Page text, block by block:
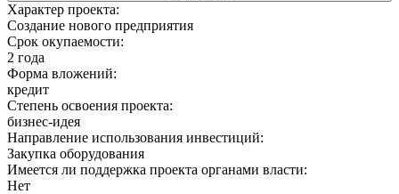
Характер проекта:
Создание нового предприятия
Срок окупаемости:
2 года
Форма вложений:
кредит
Степень освоения проекта:
бизнес-идея
Направление использования инвестиций:
Закупка оборудования
Имеется ли поддержка проекта органами власти:
Нет